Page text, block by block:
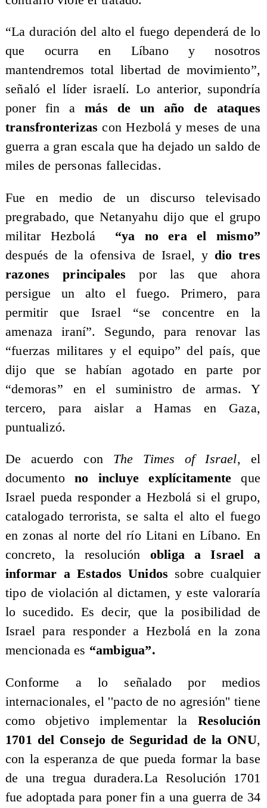
​“La duración del alto el fuego dependerá de lo
que ocurra en Líbano y nosotros
mantendremos total libertad de movimiento”,
señaló el líder israelí. Lo anterior, supondría
poner fin amás de un año de ataques
transfronterizas con Hezbolá y meses de una
guerra a gran escala que ha dejado un saldo de
miles de personas fallecidas.
Fue en medio de un discurso televisado
pregrabado, que Netanyahu dijo que el grupo
militar Hezbolá “ya no era el mismo”
después de la ofensiva de Israel, y dio tres
razones principales por las que ahora
persigue un alto el fuego. Primero, para
permitir que Israel “se concentre en la
amenaza iraní”. Segundo, para renovar las
“fuerzas militares y el equipo” del país, que
dijo que se habían agotado en parte por
“demoras” en el suministro de armas. Y
tercero, para aislar a Hamas en Gaza,
puntualizó.
De acuerdo con The Times of Israel, el
documentono incluye explícitamente que
Israel pueda responder a Hezbolá si el grupo,
catalogado terrorista, se salta el alto el fuego
en zonas al norte del río Litani en Líbano. En
concreto, la resolución obliga a Israel a
informar a Estados Unidos sobre cualquier
tipo de violación al dictamen, y este valoraría
lo sucedido. Es decir, que la posibilidad de
Israel para responder a Hezbolá en la zona
mencionada es “ambigua”.
Conforme a lo señalado por medios
internacionales, el ''pacto de no agresión'' tiene
como objetivo implementar laResolución
1701 del Consejo de Seguridad de la ONU,
con la esperanza de que pueda formar la base
de una tregua duradera.La Resolución 1701
fue adoptada para poner fin a una guerra de 34